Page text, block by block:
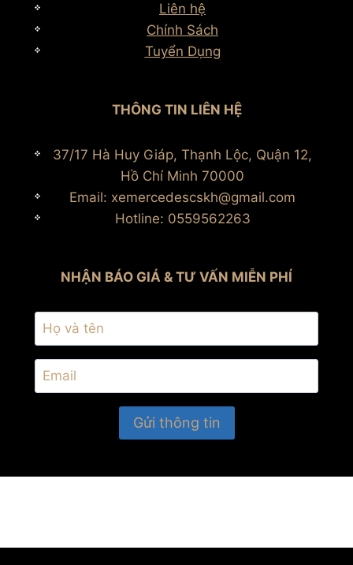
Liên hệ
Chính Sách
Tuyển Dụng
THÔNG TIN LIÊN HỆ
37/17 Hà Huy Giáp, Thạnh Lộc, Quận 12,
Hồ Chí Minh 70000
Email: xemercedescskh@gmail.com
Hotline: 0559562263
NHẬN BÁO GIÁ & TƯ VẤN MIỄN PHÍ